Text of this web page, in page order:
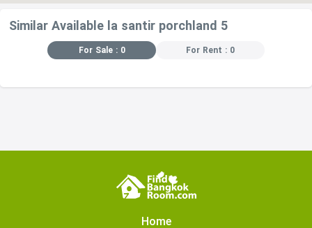
Similar Available la santir porchland 5
For Sale : 0 For Rent : 0
Home